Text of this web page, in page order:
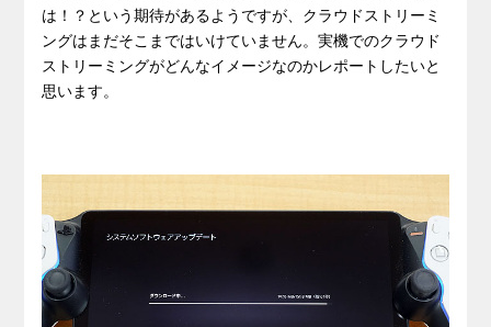
は！？という期待があるようですが、クラウドストリーミ
ングはまだそこまではいけていません。実機でのクラウド
ストリーミングがどんなイメージなのかレポートしたいと
思います。